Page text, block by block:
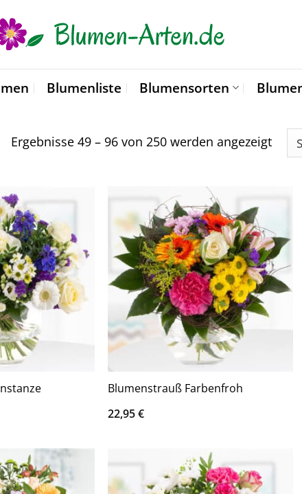
Blumenliste Blumensorten
Ergebnisse 49 – 96 von 250 werden angezeigt
Blumenstrauß Farbenfroh
22,95€